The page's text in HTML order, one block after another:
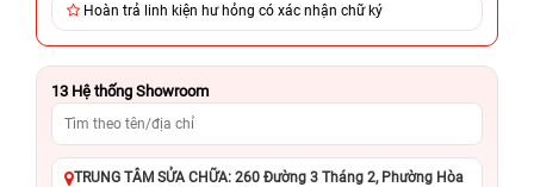
Hoàn trả linh kiện hư hỏng có xác nhận chữ ký
13 Hệ thống Showroom
TRUNG TÂM SỬA CHỮA: 260 Đường 3 Tháng 2, Phường Hòa